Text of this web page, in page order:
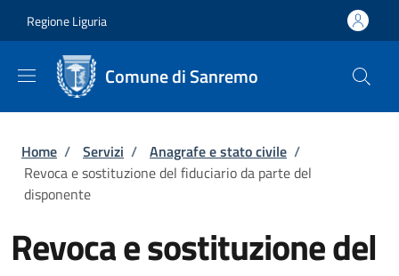
Regione Liguria
Comune di Sanremo
Briciole di pane
Home / Servizi / Anagrafe e stato civile /
Revoca e sostituzione del fiduciario da parte del
disponente
Revoca e sostituzione del